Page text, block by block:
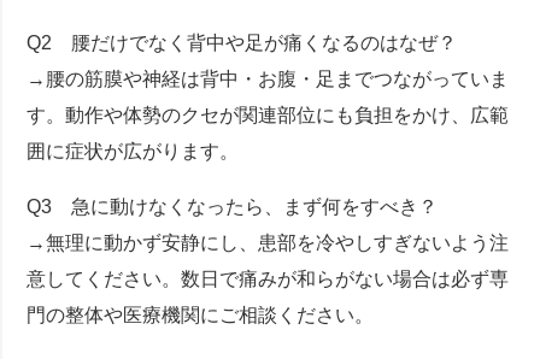
Q2 腰だけでなく背中や足が痛くなるのはなぜ？
→腰の筋膜や神経は背中・お腹・足までつながっていま
す。動作や体勢のクセが関連部位にも負担をかけ、広範
囲に症状が広がります。
Q3 急に動けなくなったら、まず何をすべき？
→無理に動かず安静にし、患部を冷やしすぎないよう注
意してください。数日で痛みが和らがない場合は必ず専
門の整体や医療機関にご相談ください。